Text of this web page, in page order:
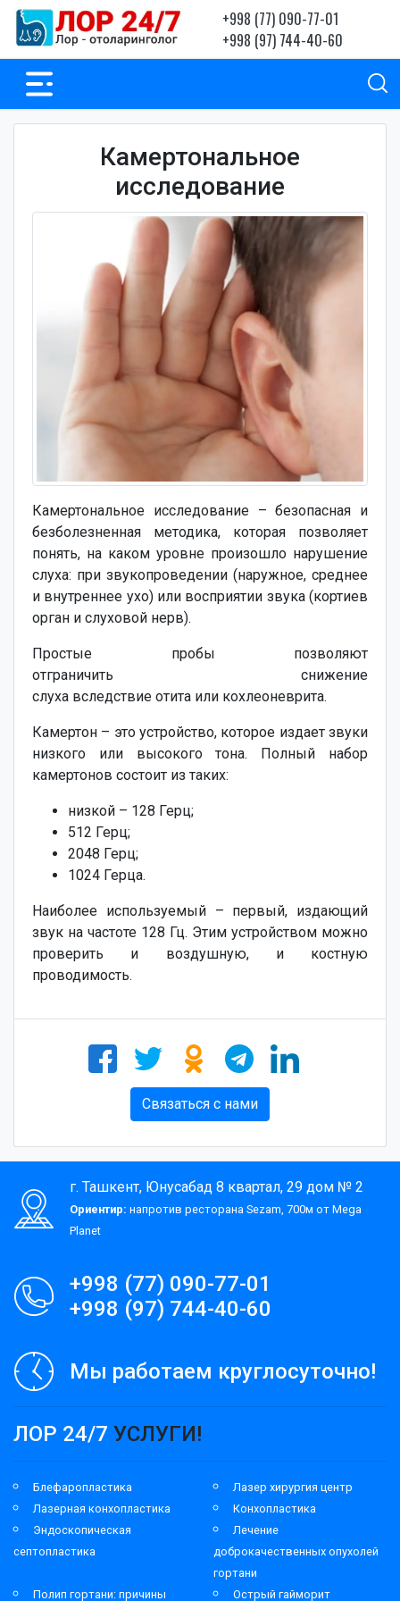
+998 (77) 090-77-01
+998 (97) 744-40-60
Камертональное
исследование
Камертональное исследование – безопасная и
безболезненная методика, которая позволяет
понять, на каком уровне произошло нарушение
слуха: при звукопроведении (наружное, среднее
и внутреннее ухо) или восприятии звука (кортиев
орган и слуховой нерв).
Простые пробы позволяют
отграничить снижение
слуха вследствие отита или кохлеоневрита.
Камертон – это устройство, которое издает звуки
низкого или высокого тона. Полный набор
камертонов состоит из таких:
низкой – 128 Герц;
512 Герц;
2048 Герц;
1024 Герца.
Наиболее используемый – первый, издающий
звук на частоте 128 Гц. Этим устройством можно
проверить и воздушную, и костную
проводимость.
Связаться с нами
г. Ташкент, Юнусабад 8 квартал, 29 дом № 2
Ориентир: напротив ресторана Sezam, 700м от Mega
Planet
+998 (77) 090-77-01
+998 (97) 744-40-60
Мы работаем круглосуточно!
ЛОР 24/7 УСЛУГИ!
Блефаропластика
Лазер хирургия центр
Лазерная конхопластика
Конхопластика
Эндоскопическая
септопластика
Лечение
доброкачественных опухолей
гортани
Полип гортани: причины
Острый гайморит